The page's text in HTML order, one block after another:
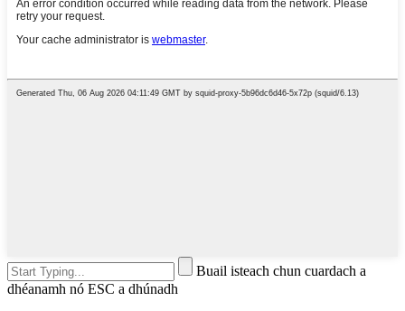
Buail isteach chun cuardach a
dhéanamh nó ESC a dhúnadh